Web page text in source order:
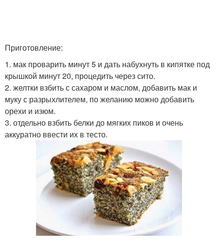
Приготовление:
1. мак проварить минут 5 и дать набухнуть в кипятке под
крышкой минут 20, процедить через сито.
2. желтки взбить с сахаром и маслом, добавить мак и
муку с разрыхлителем, по желанию можно добавить
орехи и изюм.
3. отдельно взбить белки до мягких пиков и очень
аккуратно ввести их в тесто.